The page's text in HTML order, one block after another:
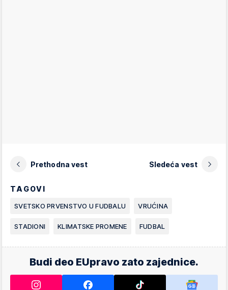
Prethodna vest Sledeća vest
TAGOVI
SVETSKO PRVENSTVO U FUDBALU VRUĆINA
STADIONI KLIMATSKE PROMENE FUDBAL
Budi deo EUpravo zato zajednice.